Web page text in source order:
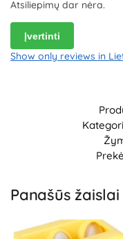
Atsiliepimų dar nėra.
Įvertinti
Show only reviews in
Panašūs žaislai